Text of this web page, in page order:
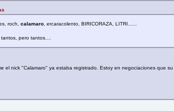
roch, calamaro, ercaracolento, BIRICORAZA, LITRI......
pero tantos....
el nick "Calamaro" ya estaba registrado. Estoy en negociaciones que